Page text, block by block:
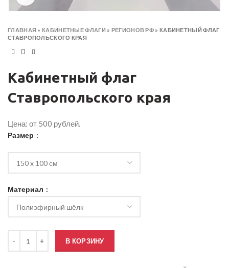
ГЛАВНАЯ »КАБИНЕТНЫЕ ФЛАГИ » РЕГИОНОВ РФ » КАБИНЕТНЫЙ ФЛАГ
СТАВРОПОЛЬСКОГО КРАЯ
Кабинетный флаг
Ставропольского края
Цена: от 500 рублей.
Размер
Материал
В КОРЗИНУ